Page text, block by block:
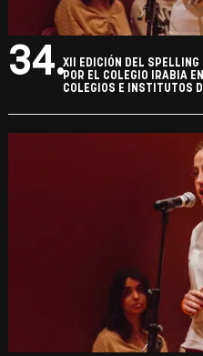
34.XII EDICIÓN DEL
POR EL COLEGIO IRABIA
COLEGIOS E INSTITUTOS